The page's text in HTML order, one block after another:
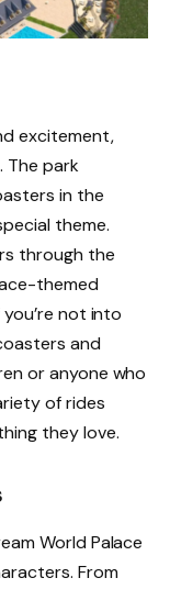
excitement,
The park
in the
theme.
through the
themed
not into
and
or anyone who
of rides
they love.
World Palace
From